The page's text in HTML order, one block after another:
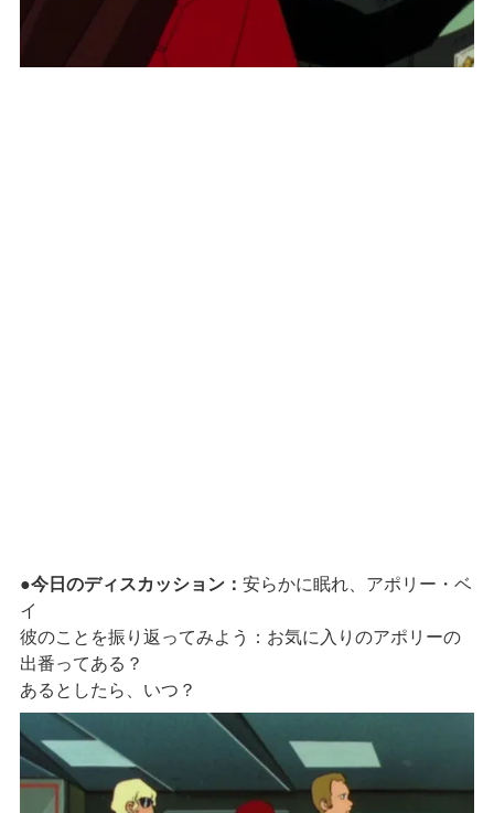
●今日のディスカッション： 安らかに眠れ、アポリー・ベ
イ
彼のことを振り返ってみよう：お気に入りのアポリーの
出番ってある？
あるとしたら、いつ？